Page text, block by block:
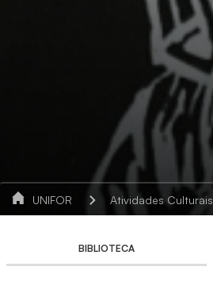
UNIFOR Atividades Culturais
BIBLIOTECA